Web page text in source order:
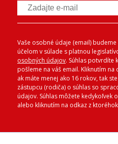
Vaše osobné údaje (email)
účelom v súlade s platnou
osobných údajov. Súhlas potvrdíte
pošleme na váš email. Kliknutím
ak máte menej ako 16 rokov, tak
zástupcu (rodiča) o súhlas so
údajov. Súhlas môžete kedykoľvek
alebo kliknutím na odkaz z